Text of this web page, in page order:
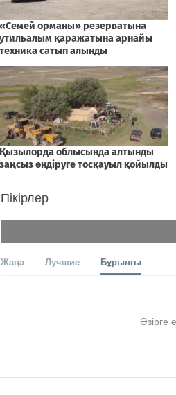
Пікірлер
Жаңа Лучшие Бұрынғы
Әзірге